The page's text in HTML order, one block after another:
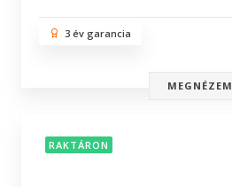
3 év garancia
MEGNÉZEM
RAKTÁRON